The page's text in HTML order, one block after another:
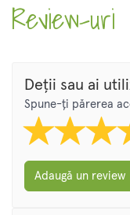
Review-uri
Deții sau ai
Spune-ți părerea
Adaugă un review